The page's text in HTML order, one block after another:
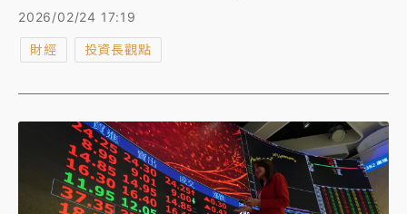
2026/02/24 17:19
財經 投資長觀點